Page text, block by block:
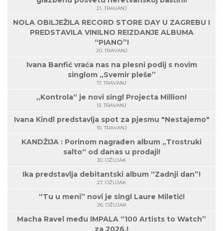
21. TRAVANJ
NOLA OBILJEŽILA RECORD STORE DAY U ZAGREBU I
PREDSTAVILA VINILNO REIZDANJE ALBUMA
“PIANO”!
20. TRAVANJ
Ivana Banfić vraća nas na plesni podij s novim
singlom „Svemir pleše”
17. TRAVANJ
„Kontrola“ je novi singl Projecta Million!
13. TRAVANJ
Ivana Kindl predstavlja spot za pjesmu "Nestajemo"
10. TRAVANJ
KANDŽIJA : Porinom nagrađen album „Trostruki
salto“ od danas u prodaji!
30. OŽUJAK
Ika predstavlja debitantski album “Zadnji dan”!
27. OŽUJAK
“Tu u meni” novi je singl Laure Miletić!
26. OŽUJAK
Macha Ravel među IMPALA “100 Artists to Watch”
za 2026.!